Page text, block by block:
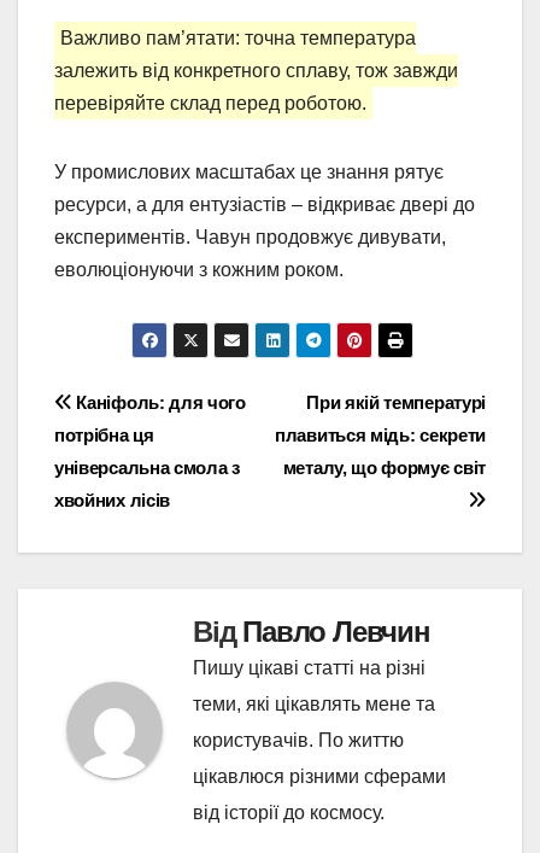
Важливо пам’ятати: точна температура
залежить від конкретного сплаву, тож завжди
перевіряйте склад перед роботою.
У промислових масштабах це знання рятує
ресурси, а для ентузіастів – відкриває двері до
експериментів. Чавун продовжує дивувати,
еволюціонуючи з кожним роком.
Навігація
записів
При якій температурі
плавиться мідь: секрети
металу, що формує світ
Каніфоль: для чого
потрібна ця
універсальна смола з
хвойних лісів
ВідПавло Левчин
Пишу цікаві статті на різні
теми, які цікавлять мене та
користувачів. По життю
цікавлюся різними сферами
від історії до космосу.